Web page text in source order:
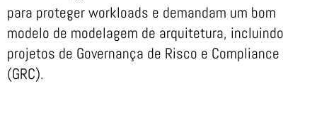
para proteger workloads e demandam um bom
modelo de modelagem de arquitetura, incluindo
projetos de Governança de Risco e Compliance
(GRC).